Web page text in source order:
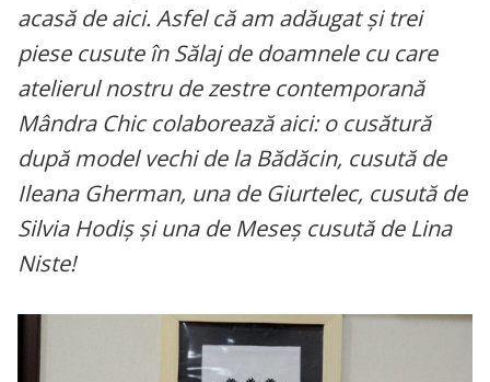
acasă de aici. Asfel că am adăugat și trei
piese cusute în Sălaj de doamnele cu care
atelierul nostru de zestre contemporană
Mândra Chic colaborează aici: o cusătură
după model vechi de la Bădăcin, cusută de
Ileana Gherman, una de Giurtelec, cusută de
Silvia Hodiș și una de Meseș cusută de Lina
Niste!